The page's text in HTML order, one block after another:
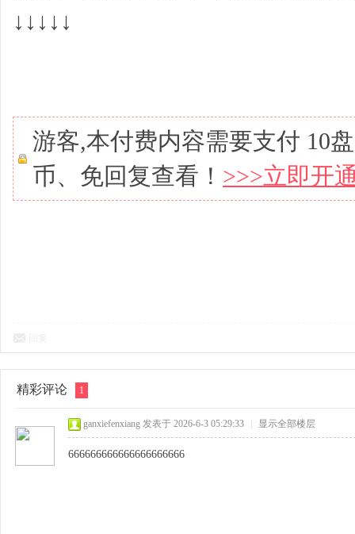
↓↓↓↓↓
游客,本付费内容需要支付 10
币、免回复查看！ >>>立即开
精彩评论 1
ganxiefenxiang 发表于 2026-6-3 05:29:33 显示全部楼层
666666666666666666666